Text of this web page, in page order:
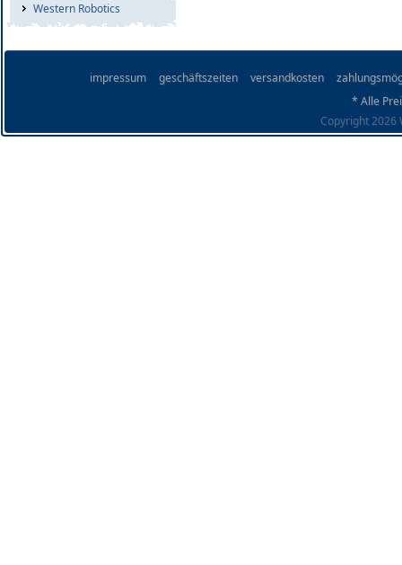
Western Robotics
impressum geschäftszeiten versandkosten
* Alle
Copyright 2026